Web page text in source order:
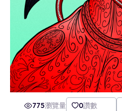
775瀏覽量 0讚數